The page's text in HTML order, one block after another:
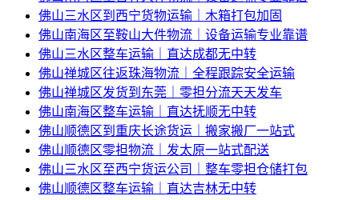
佛山三水区到西宁货物运输｜木箱打包加固
佛山南海区至鞍山大件物流｜设备运输专业靠谱
佛山三水区整车运输｜直达成都无中转
佛山禅城区往返珠海物流｜全程跟踪安全运输
佛山禅城区发货到东莞｜零担分流天天发车
佛山南海区整车运输｜直达抚顺无中转
佛山顺德区到重庆长途货运｜搬家搬厂一站式
佛山顺德区零担物流｜发太原一站式配送
佛山三水区至西宁货运公司｜整车零担仓储打包
佛山顺德区整车运输｜直达吉林无中转